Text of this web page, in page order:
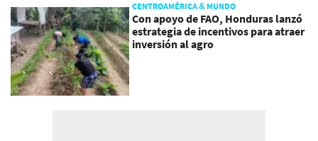
CENTROAMÉRICA & MUNDO
Con apoyo de FAO, Honduras lanzó
estrategia de incentivos para atraer
inversión al agro